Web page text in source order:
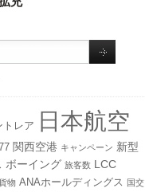
トレア 日本航空
関西空港 キャンペーン 新型
ボーイング 旅客数 LCC
物 ANAホールディングス 国交